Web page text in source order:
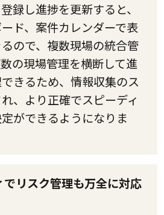
録し進捗を更新すると、
ド、案件カレンダーで表
ので、複数現場の統合管
の現場管理を横断して進
きるため、情報収集のス
、より正確でスピーディ
ができるようになりま
でリスク管理も万全に対応